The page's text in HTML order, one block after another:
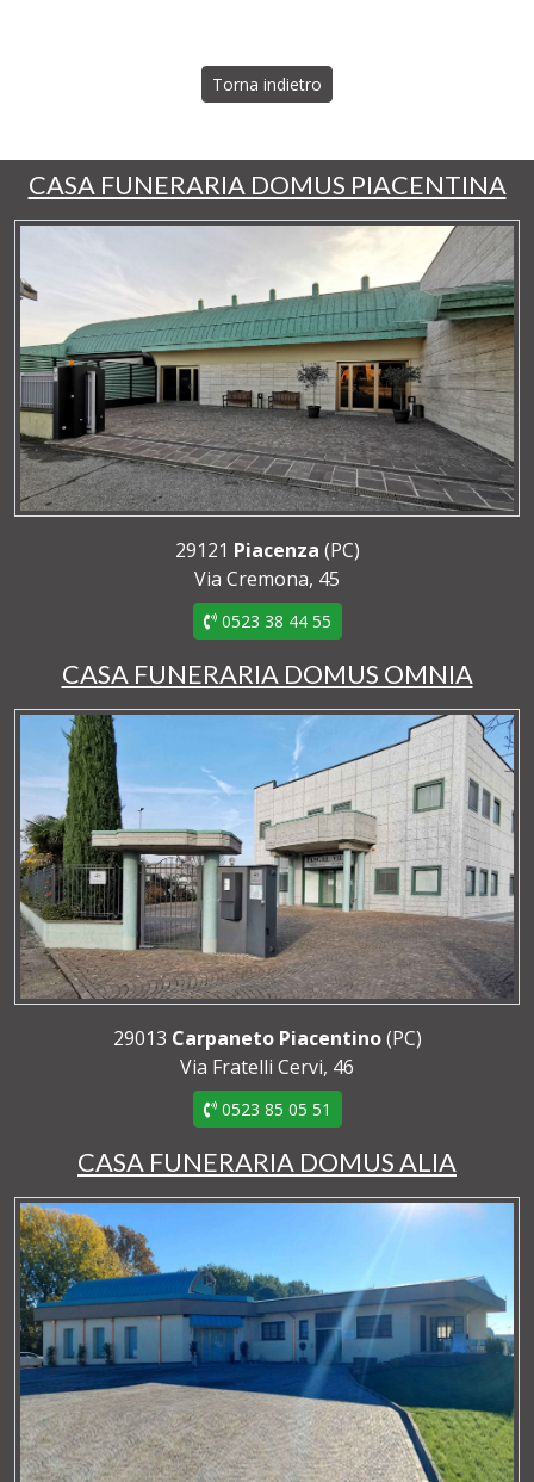
Torna indietro
CASA FUNERARIA DOMUS PIACENTINA
29121 Piacenza (PC)
Via Cremona, 45
0523 38 44 55
CASA FUNERARIA DOMUS OMNIA
29013 Carpaneto Piacentino(PC)
Via Fratelli Cervi, 46
0523 85 05 51
CASA FUNERARIA DOMUS ALIA